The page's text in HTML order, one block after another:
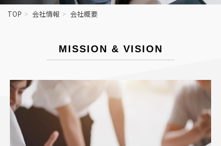
TOP 会社情報 会社概要
MISSION & VISION